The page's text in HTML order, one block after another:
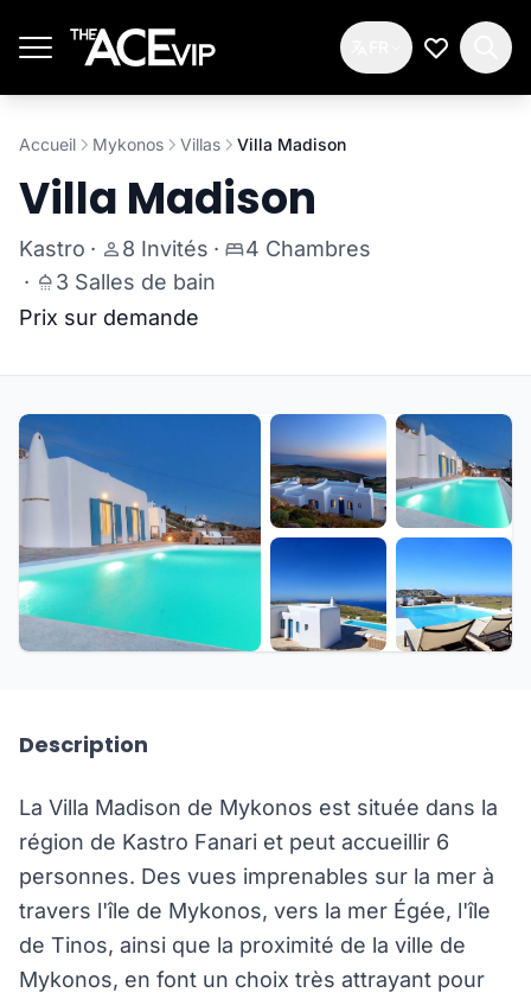
Ma Liste
Accueil Mykonos Villas Villa Madison
Villa Madison
Kastro · 8 Invités ·
4 Chambres
·
3 Salles de bain
Prix sur demande
Description
La Villa Madison de Mykonos est située dans la
région de Kastro Fanari et peut accueillir 6
personnes. Des vues imprenables sur la mer à
travers l'île de Mykonos, vers la mer Égée, l'île
de Tinos, ainsi que la proximité de la ville de
Mykonos, en font un choix très attrayant pour